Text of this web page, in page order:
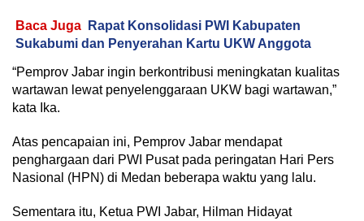
Baca Juga
Rapat Konsolidasi PWI Kabupaten
Sukabumi dan Penyerahan Kartu UKW Anggota
“Pemprov Jabar ingin berkontribusi meningkatan kualitas
wartawan lewat penyelenggaraan UKW bagi wartawan,”
kata Ika.
Atas pencapaian ini, Pemprov Jabar mendapat
penghargaan dari PWI Pusat pada peringatan Hari Pers
Nasional (HPN) di Medan beberapa waktu yang lalu.
Sementara itu, Ketua PWI Jabar, Hilman Hidayat